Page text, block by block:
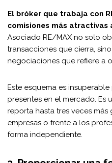
El bróker que trabaja con
comisiones más atractivas
Asociado RE/MAX no solo
transacciones que cierra,
negociaciones que refiere a
Este esquema es
presentes en el mercado. Es
reporta hasta tres veces
empresas o frente a los
forma independiente.